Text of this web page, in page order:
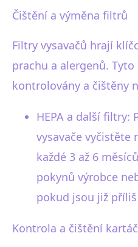
Čištění a výměna filtrů
Filtry vysavačů hrají
prachu a alergenů.
kontrolovány a čištěny
HEPA a další filtry:
vysavače
každé 3 až 6
pokynů výrobce
pokud jsou již příliš
Kontrola a čištění